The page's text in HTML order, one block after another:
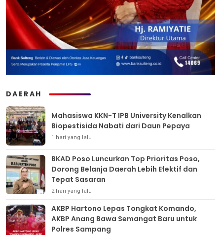
DAERAH
Mahasiswa KKN-T IPB University Kenalkan
Biopestisida Nabati dari Daun Pepaya
1 hari yang lalu
BKAD Poso Luncurkan Top Prioritas Poso,
Dorong Belanja Daerah Lebih Efektif dan
Tepat Sasaran
2 hari yang lalu
AKBP Hartono Lepas Tongkat Komando,
AKBP Anang Bawa Semangat Baru untuk
Polres Sampang